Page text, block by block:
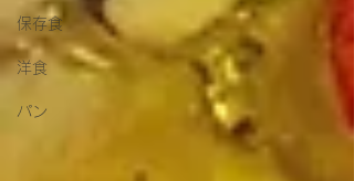
保存食
洋食
パン